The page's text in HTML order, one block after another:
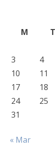
M
T
3
4
10
11
17
18
24
25
31
« Mar